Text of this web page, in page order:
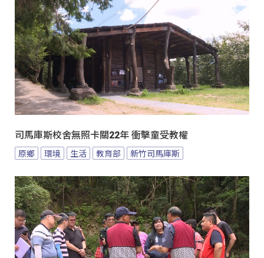
司馬庫斯校舍無照卡關22年 衝擊童受教權
原鄉 環境 生活 教育部 新竹司馬庫斯